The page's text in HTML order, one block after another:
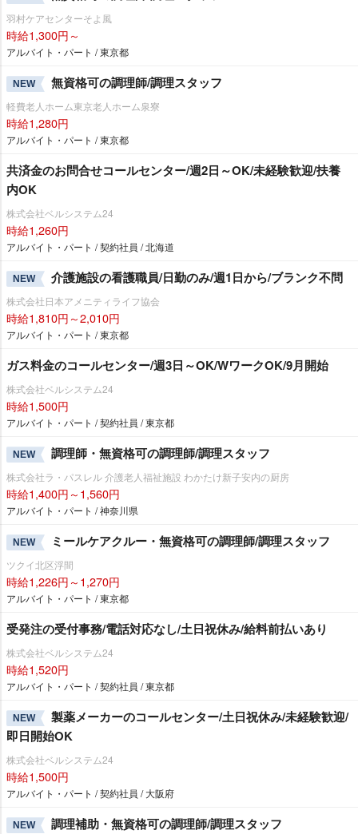
羽村ケアセンターそよ風
時給1,300円～
アルバイト・パート / 東京都
NEW 無資格可の調理師/調理スタッフ
軽費老人ホーム東京老人ホーム泉寮
時給1,280円
アルバイト・パート / 東京都
共済金のお問合せコールセンター/週2日～OK/未経験歓迎/扶養
内OK
株式会社ベルシステム24
時給1,260円
アルバイト・パート / 契約社員 / 北海道
NEW 介護施設の看護職員/日勤のみ/週1日から/ブランク不問
株式会社日本アメニティライフ協会
時給1,810円～2,010円
アルバイト・パート / 東京都
ガス料金のコールセンター/週3日～OK/WワークOK/9月開始
株式会社ベルシステム24
時給1,500円
アルバイト・パート / 契約社員 / 東京都
NEW 調理師・無資格可の調理師/調理スタッフ
株式会社ラ・パスレル 介護老人福祉施設 わかたけ新子安内の厨房
時給1,400円～1,560円
アルバイト・パート / 神奈川県
NEW ミールケアクルー・無資格可の調理師/調理スタッフ
ツクイ北区浮間
時給1,226円～1,270円
アルバイト・パート / 東京都
受発注の受付事務/電話対応なし/土日祝休み/給料前払いあり
株式会社ベルシステム24
時給1,520円
アルバイト・パート / 契約社員 / 東京都
NEW
製薬メーカーのコールセンター/土日祝休み/未経験歓迎/
即日開始OK
株式会社ベルシステム24
時給1,500円
アルバイト・パート / 契約社員 / 大阪府
NEW 調理補助・無資格可の調理師/調理スタッフ